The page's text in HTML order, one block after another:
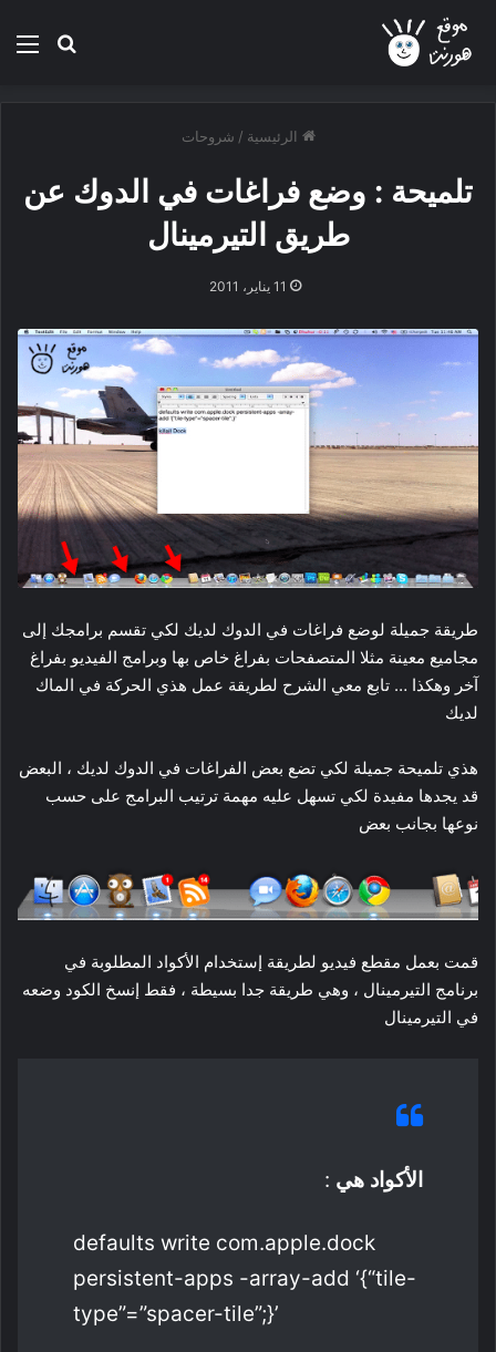
بحث
الرئيسية / شروحات
تلميحة : وضع فراغات في الدوك عن
طريق التيرمينال
11 يناير، 2011
طريقة جميلة لوضع فراغات في الدوك لديك لكي تقسم برامجك إلى
مجاميع معينة مثلا المتصفحات بفراغ خاص بها وبرامج الفيديو بفراغ
آخر وهكذا … تابع معي الشرح لطريقة عمل هذي الحركة في الماك
لديك
هذي تلميحة جميلة لكي تضع بعض الفراغات في الدوك لديك ، البعض
قد يجدها مفيدة لكي تسهل عليه مهمة ترتيب البرامج على حسب
نوعها بجانب بعض
قمت بعمل مقطع فيديو لطريقة إستخدام الأكواد المطلوبة في
برنامج التيرمينال ، وهي طريقة جدا بسيطة ، فقط إنسخ الكود وضعه
في التيرمينال
الأكواد هي :
defaults write com.apple.dock
persistent-apps -array-add ‘{“tile-
type”=”spacer-tile”;}’